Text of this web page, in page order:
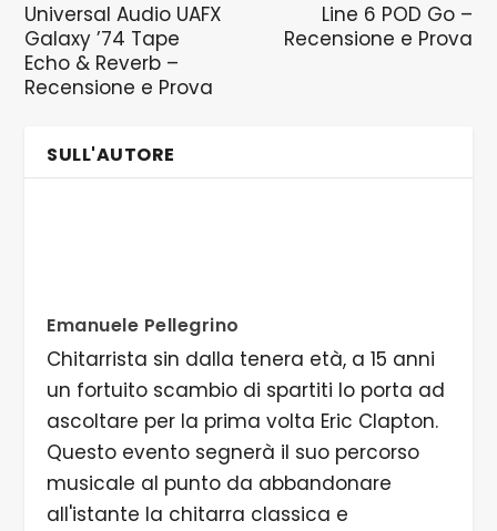
Universal Audio UAFX
Galaxy ’74 Tape
Echo & Reverb –
Recensione e Prova
Line 6 POD Go –
Recensione e Prova
SULL'AUTORE
Emanuele Pellegrino
Chitarrista sin dalla tenera età, a 15 anni
un fortuito scambio di spartiti lo porta ad
ascoltare per la prima volta Eric Clapton.
Questo evento segnerà il suo percorso
musicale al punto da abbandonare
all'istante la chitarra classica e